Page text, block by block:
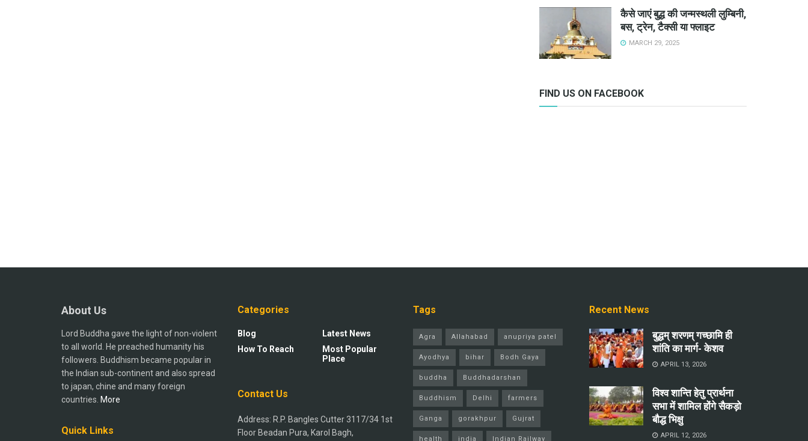
कैसे जाएं बुद्ध की जन्मस्थली लुम्बिनी,
बस, ट्रेन, टैक्सी या फ्लाइट
MARCH 29, 2025
FIND US ON FACEBOOK
About Us
Lord Buddha gave the light of non-violent
to all world. He preached humanity his
followers. Buddhism became popular in
the Indian sub-continent and also spread
to japan, chine and many foreign
countries. More
Quick Links
Categories
Blog
How To Reach
Latest News
Most Popular
Place
Contact Us
Address: R.P. Bangles Cutter 3117/34 1st
Floor Beadan Pura, Karol Bagh,
Tags
Agra Allahabad anupriya patel
Ayodhya bihar Bodh Gaya
buddha Buddhadarshan
Buddhism Delhi farmers
Ganga gorakhpur Gujrat
health india Indian Railway
Recent News
बुद्धम् शरणम् गच्छामि ही
शांति का मार्ग- केशव
APRIL 13, 2026
विश्व शान्ति हेतु प्रार्थना
सभा में शामिल होंगे सैकड़ो
बौद्ध भिक्षु
APRIL 12, 2026